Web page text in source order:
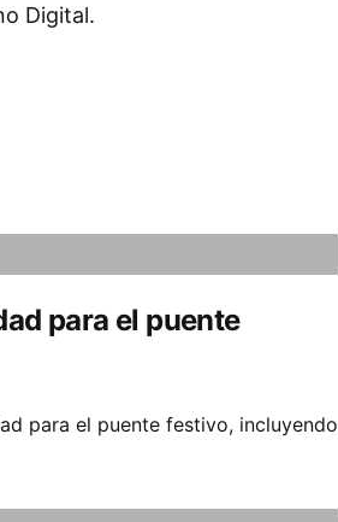
Digital.
para el puente
para el puente festivo, incluyendo